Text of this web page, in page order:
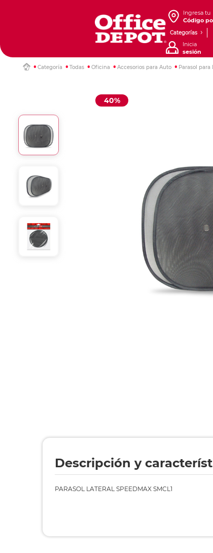
Ingresa tu
Código
Categorías
Inicia
sesión
Categoría Todas Oficina Accesorios para Auto Parasol
40%
Descripción y
PARASOL LATERAL SPEEDMAX SMCL1